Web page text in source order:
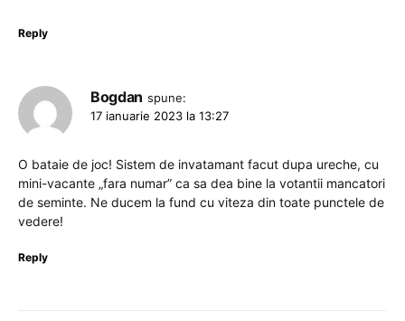
Reply
Bogdan spune:
17 ianuarie 2023 la 13:27
O bataie de joc! Sistem de invatamant facut dupa ureche, cu
mini-vacante „fara numar” ca sa dea bine la votantii mancatori
de seminte. Ne ducem la fund cu viteza din toate punctele de
vedere!
Reply